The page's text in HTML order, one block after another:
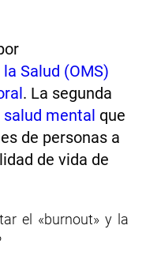
Salud (OMS)
. La segunda
mental que
de personas a
de vida de
el «burnout» y la